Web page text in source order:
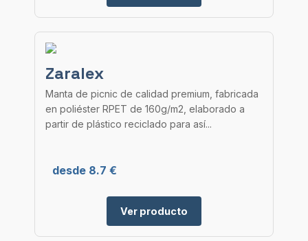
Zaralex
Manta de picnic de calidad premium, fabricada
en poliéster RPET de 160g/m2, elaborado a
partir de plástico reciclado para así...
desde 8.7 €
Ver producto